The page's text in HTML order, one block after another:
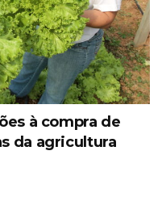
à compra de
da agricultura